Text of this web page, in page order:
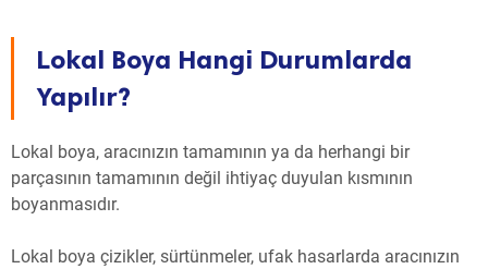
Lokal Boya Hangi Durumlarda
Yapılır?
Lokal boya, aracınızın tamamının ya da herhangi bir
parçasının tamamının değil ihtiyaç duyulan kısmının
boyanmasıdır.
Lokal boya çizikler, sürtünmeler, ufak hasarlarda aracınızın